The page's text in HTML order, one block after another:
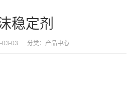
稳定剂
03-03 分类： 产品中心